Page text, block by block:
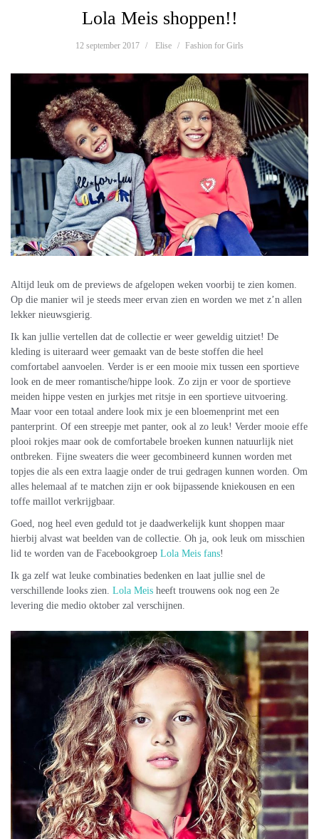
Lola Meis shoppen!!
12 september 2017 Elise Fashion for Girls
Altijd leuk om de previews de afgelopen weken voorbij te zien komen.
Op die manier wil je steeds meer ervan zien en worden we met z’n allen
lekker nieuwsgierig.
Ik kan jullie vertellen dat de collectie er weer geweldig uitziet! De
kleding is uiteraard weer gemaakt van de beste stoffen die heel
comfortabel aanvoelen. Verder is er een mooie mix tussen een sportieve
look en de meer romantische/hippe look. Zo zijn er voor de sportieve
meiden hippe vesten en jurkjes met ritsje in een sportieve uitvoering.
Maar voor een totaal andere look mix je een bloemenprint met een
panterprint. Of een streepje met panter, ook al zo leuk! Verder mooie effe
plooi rokjes maar ook de comfortabele broeken kunnen natuurlijk niet
ontbreken. Fijne sweaters die weer gecombineerd kunnen worden met
topjes die als een extra laagje onder de trui gedragen kunnen worden. Om
alles helemaal af te matchen zijn er ook bijpassende kniekousen en een
toffe maillot verkrijgbaar.
Goed, nog heel even geduld tot je daadwerkelijk kunt shoppen maar
hierbij alvast wat beelden van de collectie. Oh ja, ook leuk om misschien
lid te worden van de Facebookgroep Lola Meis fans!
Ik ga zelf wat leuke combinaties bedenken en laat jullie snel de
verschillende looks zien. Lola Meis heeft trouwens ook nog een 2e
levering die medio oktober zal verschijnen.